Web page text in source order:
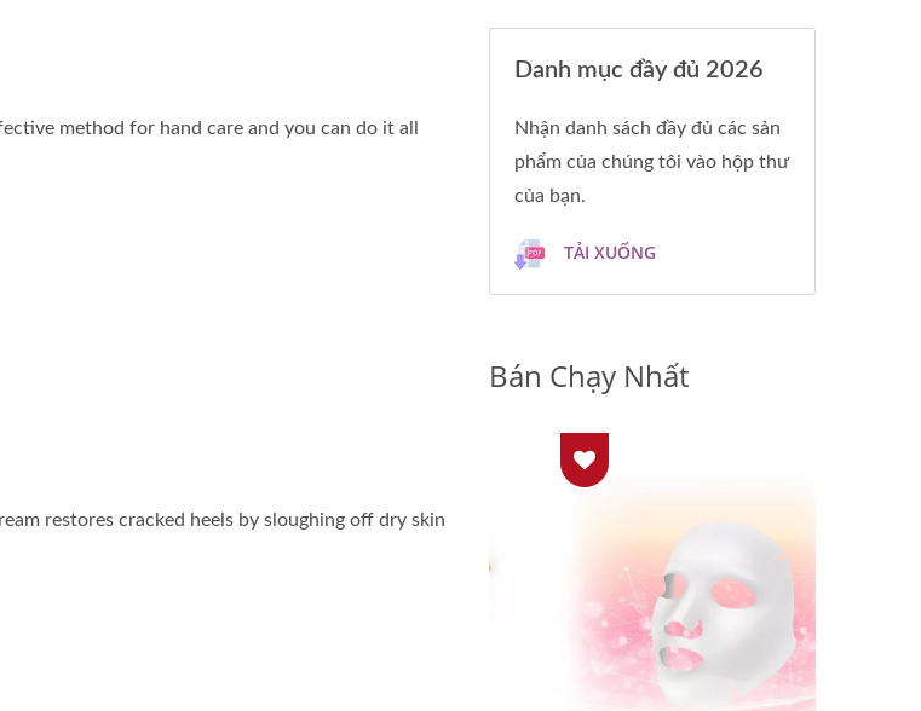
method for hand care and you can do it all
restores cracked heels by sloughing off dry skin
Danh mục đầy đủ 2026
Nhận danh sách đầy đủ các sản
phẩm của chúng tôi vào hộp thư
của bạn.
TẢI XUỐNG
Bán Chạy Nhất